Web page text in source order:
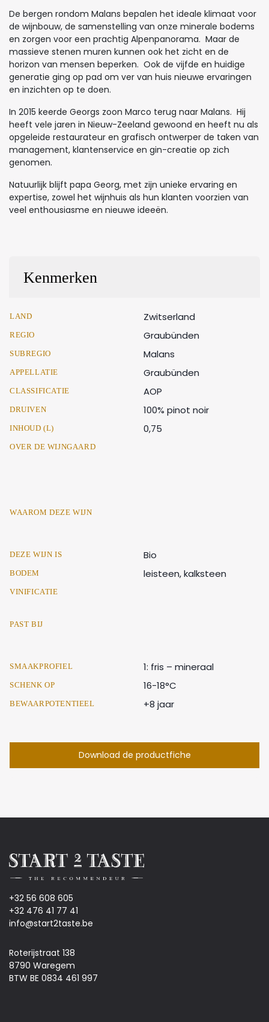
De bergen rondom Malans bepalen het ideale klimaat voor
de wijnbouw, de samenstelling van onze minerale bodems
en zorgen voor een prachtig Alpenpanorama. Maar de
massieve stenen muren kunnen ook het zicht en de
horizon van mensen beperken. Ook de vijfde en huidige
generatie ging op pad om ver van huis nieuwe ervaringen
en inzichten op te doen.
In 2015 keerde Georgs zoon Marco terug naar Malans. Hij
heeft vele jaren in Nieuw-Zeeland gewoond en heeft nu als
opgeleide restaurateur en grafisch ontwerper de taken van
management, klantenservice en gin-creatie op zich
genomen.
Natuurlijk blijft papa Georg, met zijn unieke ervaring en
expertise, zowel het wijnhuis als hun klanten voorzien van
veel enthousiasme en nieuwe ideeën.
Kenmerken
LAND Zwitserland
REGIO Graubünden
SUBREGIO Malans
APPELLATIE Graubünden
CLASSIFICATIE AOP
DRUIVEN 100% pinot noir
INHOUD (L) 0,75
OVER DE WIJNGAARD
WAAROM DEZE WIJN
DEZE WIJN IS Bio
BODEM leisteen, kalksteen
VINIFICATIE
PAST BIJ
SMAAKPROFIEL 1: fris – mineraal
SCHENK OP 16-18°C
BEWAARPOTENTIEEL +8 jaar
Download de productfiche
+32 56 608 605
+32 476 41 77 41
info@start2taste.be
Roterijstraat 138
8790 Waregem
BTW BE 0834 461 997